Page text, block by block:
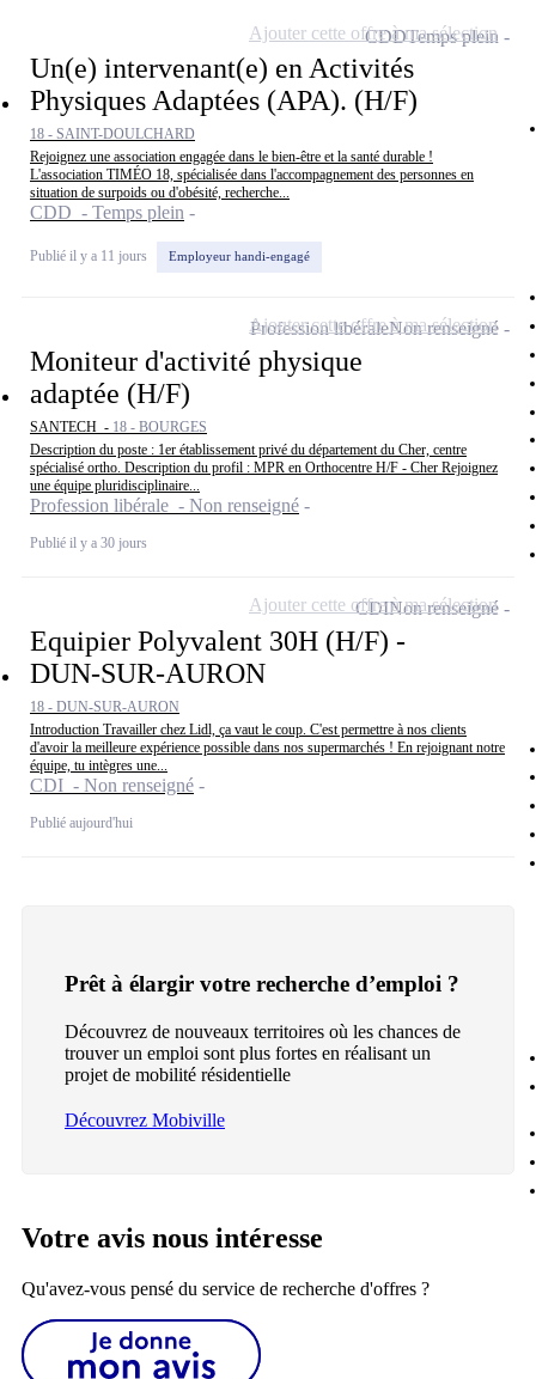
Un(e) intervenant(e) en Activités
Physiques Adaptées (APA). (H/F)
18 - SAINT-DOULCHARD
Rejoignez une association engagée dans le bien-être et la santé durable !
L'association TIMÉO 18, spécialisée dans l'accompagnement des personnes en
situation de surpoids ou d'obésité, recherche...
CDD - Temps plein
Publié il y a 11 jours Employeur handi-engagé
CDDTemps plein
Ajouter cette offre à ma sélection
Moniteur d'activité physique
adaptée (H/F)
SANTECH - 18 - BOURGES
Description du poste : 1er établissement privé du département du Cher, centre
spécialisé ortho. Description du profil : MPR en Orthocentre H/F - Cher Rejoignez
une équipe pluridisciplinaire...
Profession libérale - Non renseigné
Publié il y a 30 jours
Profession libéraleNon renseigné
Ajouter cette offre à ma sélection
Equipier Polyvalent 30H (H/F) -
DUN-SUR-AURON
18 - DUN-SUR-AURON
Introduction Travailler chez Lidl, ça vaut le coup. C'est permettre à nos clients
d'avoir la meilleure expérience possible dans nos supermarchés ! En rejoignant notre
équipe, tu intègres une...
CDI - Non renseigné
Publié aujourd'hui
CDINon renseigné
Ajouter cette offre à ma sélection
Prêt à élargir votre recherche d’emploi ?
Découvrez de nouveaux territoires où les chances de
trouver un emploi sont plus fortes en réalisant un
projet de mobilité résidentielle
Découvrez Mobiville
Votre avis nous intéresse
Qu'avez-vous pensé du service de recherche d'offres ?